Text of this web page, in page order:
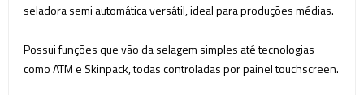
seladora semi automática versátil, ideal para produções médias.
Possui funções que vão da selagem simples até tecnologias
como ATM e Skinpack, todas controladas por painel touchscreen.